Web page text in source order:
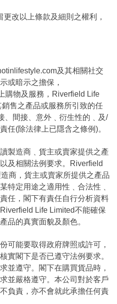
改以上條款及細則之權利，
及其相關社交
或暗示之擔保，
購物及服務，Riverfield Life
售之產品或服務所引致的任
、間接、意外﹑衍生性的﹑及/
任(除法律上已隱含之條例)。
製造商﹑貨主或賣家提供之產
及相關法例要求。Riverfield
商，貨主或賣家所提供之產品
特定用途之適用性﹑合法性﹑
任，閣下有責任自行分析資料
Life Limited不能確保
品的真實面貌及顏色。
可能要取得政府牌照或許可，
實閣下是否已遵守法例要求。
並遵守。閣下在購買貨品時，
並嚴格遵守。本公司對於客戶
負責，亦不會就此承擔任何責